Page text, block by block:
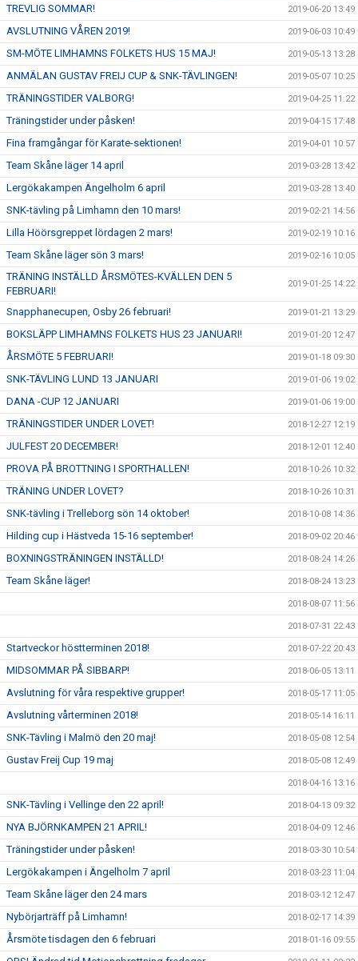
TREVLIG SOMMAR! 2019-06-20 13:49
AVSLUTNING VÅREN 2019! 2019-06-03 10:49
SM-MÖTE LIMHAMNS FOLKETS HUS 15 MAJ! 2019-05-13 13:28
ANMÄLAN GUSTAV FREIJ CUP & SNK-TÄVLINGEN! 2019-05-07 10:25
TRÄNINGSTIDER VALBORG! 2019-04-25 11:22
Träningstider under påsken! 2019-04-15 17:48
Fina framgångar för Karate-sektionen! 2019-04-01 10:57
Team Skåne läger 14 april 2019-03-28 13:42
Lergökakampen Ängelholm 6 april 2019-03-28 13:40
SNK-tävling på Limhamn den 10 mars! 2019-02-21 14:56
Lilla Höörsgreppet lördagen 2 mars! 2019-02-19 10:16
Team Skåne läger sön 3 mars! 2019-02-16 10:05
TRÄNING INSTÄLLD ÅRSMÖTES-KVÄLLEN DEN 5
FEBRUARI!
2019-01-25 14:22
Snapphanecupen, Osby 26 februari! 2019-01-21 13:29
BOKSLÄPP LIMHAMNS FOLKETS HUS 23 JANUARI! 2019-01-20 12:47
ÅRSMÖTE 5 FEBRUARI! 2019-01-18 09:30
SNK-TÄVLING LUND 13 JANUARI 2019-01-06 19:02
DANA -CUP 12 JANUARI 2019-01-06 19:00
TRÄNINGSTIDER UNDER LOVET! 2018-12-27 12:19
JULFEST 20 DECEMBER! 2018-12-01 12:40
PROVA PÅ BROTTNING I SPORTHALLEN! 2018-10-26 10:32
TRÄNING UNDER LOVET? 2018-10-26 10:31
SNK-tävling i Trelleborg sön 14 oktober! 2018-10-08 14:36
Hilding cup i Hästveda 15-16 september! 2018-09-02 20:46
BOXNINGSTRÄNINGEN INSTÄLLD! 2018-08-24 14:26
Team Skåne läger! 2018-08-24 13:23
2018-08-07 11:56
2018-07-31 22:43
Startveckor höstterminen 2018! 2018-07-22 20:43
MIDSOMMAR PÅ SIBBARP! 2018-06-05 13:11
Avslutning för våra respektive grupper! 2018-05-17 11:05
Avslutning vårterminen 2018! 2018-05-14 16:11
SNK-Tävling i Malmö den 20 maj! 2018-05-08 12:54
Gustav Freij Cup 19 maj 2018-05-08 12:49
2018-04-16 13:16
SNK-Tävling i Vellinge den 22 april! 2018-04-13 09:32
NYA BJÖRNKAMPEN 21 APRIL! 2018-04-09 12:46
Träningstider under påsken! 2018-03-30 10:54
Lergökakampen i Ängelholm 7 april 2018-03-23 11:04
Team Skåne läger den 24 mars 2018-03-12 12:47
Nybörjarträff på Limhamn! 2018-02-17 14:39
Årsmöte tisdagen den 6 februari 2018-01-16 09:55